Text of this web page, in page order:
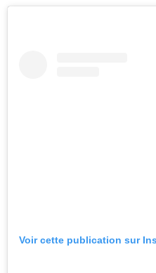
Voir cette publication sur